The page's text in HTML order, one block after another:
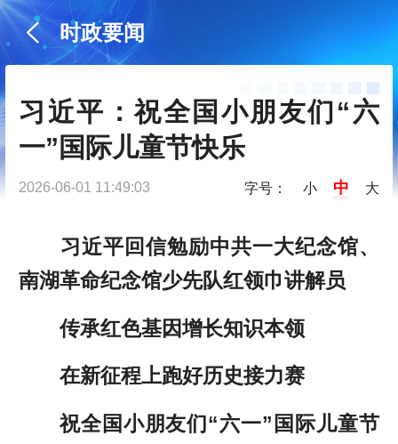
时政要闻
习近平：祝全国小朋友们“六
一”国际儿童节快乐
2026-06-01 11:49:03 字号： 小 中 大
习近平回信勉励中共一大纪念馆、
南湖革命纪念馆少先队红领巾讲解员
传承红色基因增长知识本领
在新征程上跑好历史接力赛
祝全国小朋友们“六一”国际儿童节